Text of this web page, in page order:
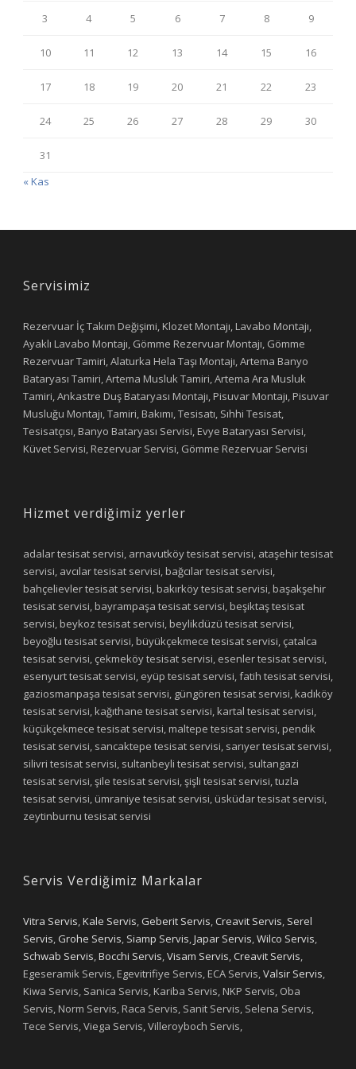
3 4 5 6 7 8 9
10 11 12 13 14 15 16
17 18 19 20 21 22 23
24 25 26 27 28 29 30
31
« Kas
Servisimiz
Rezervuar İç Takım Değişimi, Klozet Montajı, Lavabo Montajı,
Ayaklı Lavabo Montajı, Gömme Rezervuar Montajı, Gömme
Rezervuar Tamiri, Alaturka Hela Taşı Montajı, Artema Banyo
Bataryası Tamiri, Artema Musluk Tamiri, Artema Ara Musluk
Tamiri, Ankastre Duş Bataryası Montajı, Pisuvar Montajı, Pisuvar
Musluğu Montajı, Tamiri, Bakımı, Tesisatı, Sıhhi Tesisat,
Tesisatçısı, Banyo Bataryası Servisi, Evye Bataryası Servisi,
Küvet Servisi, Rezervuar Servisi, Gömme Rezervuar Servisi
Hizmet verdiğimiz yerler
adalar tesisat servisi, arnavutköy tesisat servisi, ataşehir tesisat
servisi, avcılar tesisat servisi, bağcılar tesisat servisi,
bahçelievler tesisat servisi, bakırköy tesisat servisi, başakşehir
tesisat servisi, bayrampaşa tesisat servisi, beşiktaş tesisat
servisi, beykoz tesisat servisi, beylikdüzü tesisat servisi,
beyoğlu tesisat servisi, büyükçekmece tesisat servisi, çatalca
tesisat servisi, çekmeköy tesisat servisi, esenler tesisat servisi,
esenyurt tesisat servisi, eyüp tesisat servisi, fatih tesisat servisi,
gaziosmanpaşa tesisat servisi, güngören tesisat servisi, kadıköy
tesisat servisi, kağıthane tesisat servisi, kartal tesisat servisi,
küçükçekmece tesisat servisi, maltepe tesisat servisi, pendik
tesisat servisi, sancaktepe tesisat servisi, sarıyer tesisat servisi,
silivri tesisat servisi, sultanbeyli tesisat servisi, sultangazi
tesisat servisi, şile tesisat servisi, şişli tesisat servisi, tuzla
tesisat servisi, ümraniye tesisat servisi, üsküdar tesisat servisi,
zeytinburnu tesisat servisi
Servis Verdiğimiz Markalar
Vitra Servis,Kale Servis, Geberit Servis,Creavit Servis, Serel
Servis, Grohe Servis, Siamp Servis,Japar Servis,Wilco Servis,
Schwab Servis,Bocchi Servis,Visam Servis,Creavit Servis,
Egeseramik Servis, Egevitrifiye Servis, ECA Servis,Valsir Servis,
Kiwa Servis, Sanica Servis, Kariba Servis, NKP Servis, Oba
Servis, Norm Servis, Raca Servis, Sanit Servis, Selena Servis,
Tece Servis, Viega Servis, Villeroyboch Servis,